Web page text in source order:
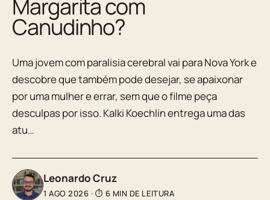
Margarita com
Canudinho?
Uma jovem com paralisia cerebral vai para Nova York e
descobre que também pode desejar, se apaixonar
por uma mulher e errar, sem que o filme peça
desculpas por isso. Kalki Koechlin entrega uma das
atu…
Leonardo Cruz
1 AGO 2026 · ⏱ 6 MIN DE LEITURA